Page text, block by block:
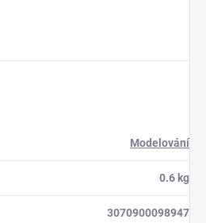
Modelování
0.6 kg
3070900098947